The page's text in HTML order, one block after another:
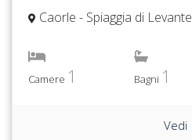
Caorle - Spiaggia di Levante
Camere 1 Bagni 1
Vedi